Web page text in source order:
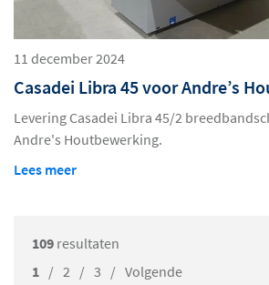
11 december 2024
Casadei Libra 45 voor Andre’s
Levering Casadei Libra 45/2
Andre's Houtbewerking.
Lees meer
109 resultaten
1 / 2 / 3 / Volgende